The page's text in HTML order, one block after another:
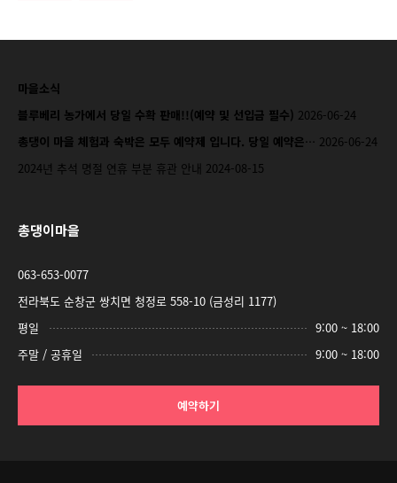
마을소식
블루베리 농가에서 당일 수확 판매!!(예약 및 선입금 필수) 2026-06-24
총댕이 마을 체험과 숙박은 모두 예약제 입니다. 당일 예약은… 2026-06-24
2024년 추석 명절 연휴 부분 휴관 안내 2024-08-15
총댕이마을
063-653-0077
전라북도 순창군 쌍치면 청정로 558-10 (금성리 1177)
평일
9:00 ~ 18:00
주말 / 공휴일
9:00 ~ 18:00
예약하기